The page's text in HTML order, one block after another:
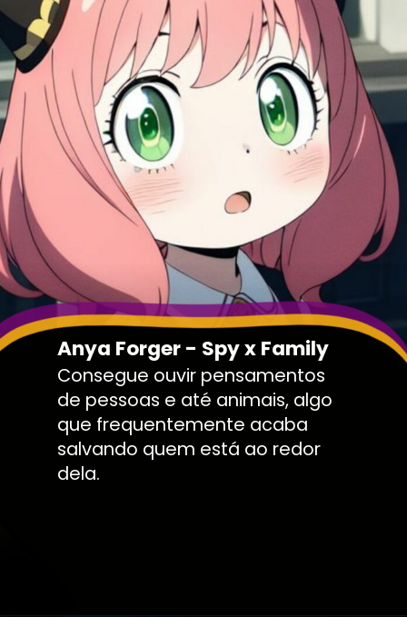
Anya Forger - Spy x Family
Consegue ouvir pensamentos
de pessoas e até animais, algo
que frequentemente acaba
salvando quem está ao redor
dela.